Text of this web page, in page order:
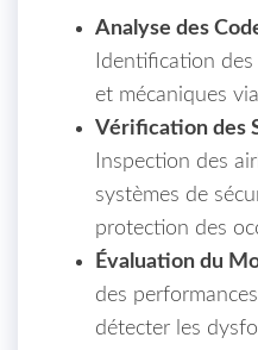
Analyse des
Identification
et mécaniques
Vérification des
Inspection des
systèmes de
protection des
Évaluation du
des
détecter les